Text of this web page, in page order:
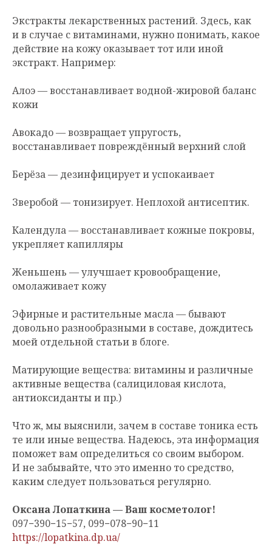
Экстракты лекарственных растений. Здесь, как
и в случае с витаминами, нужно понимать, какое
действие на кожу оказывает тот или иной
экстракт. Например:
Алоэ — восстанавливает водной-жировой баланс
кожи
Авокадо — возвращает упругость,
восстанавливает повреждённый верхний слой
Берёза — дезинфицирует и успокаивает
Зверобой — тонизирует. Неплохой антисептик.
Календула — восстанавливает кожные покровы,
укрепляет капилляры
Женьшень — улучшает кровообращение,
омолаживает кожу
Эфирные и растительные масла — бывают
довольно разнообразными в составе, дождитесь
моей отдельной статьи в блоге.
Матирующие вещества: витамины и различные
активные вещества (салициловая кислота,
антиоксиданты и пр.)
Что ж, мы выяснили, зачем в составе тоника есть
те или иные вещества. Надеюсь, эта информация
поможет вам определиться со своим выбором.
И не забывайте, что это именно то средство,
каким следует пользоваться регулярно.
Оксана Лопаткина — Ваш косметолог!
097−390−15−57, 099−078−90−11
https://lopatkina.dp.ua/